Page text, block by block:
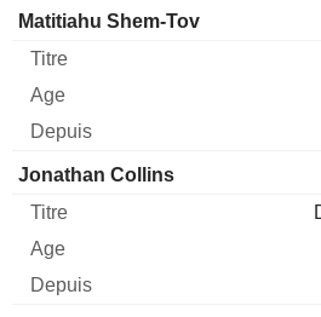
Dirigeant Titre Age
Matitiahu Shem-Tov
Jonathan Collins